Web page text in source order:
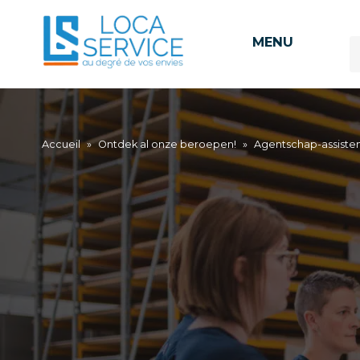
MENU
Accueil » Ontdek al onze beroepen! » Agentschap-